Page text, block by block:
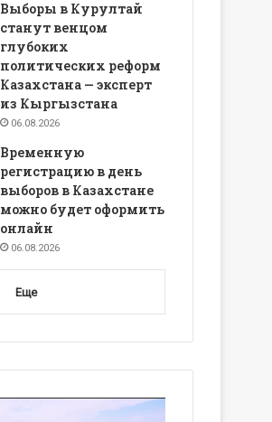
Выборы в Курултай
станут венцом
глубоких
политических реформ
Казахстана — эксперт
из Кыргызстана
06.08.2026
Временную
регистрацию в день
выборов в Казахстане
можно будет оформить
онлайн
06.08.2026
Еще